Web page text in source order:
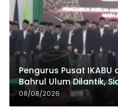
Pengurus Pusat
Bahrul Ulum Dilantik,
Organisasi dan
08/08/2026